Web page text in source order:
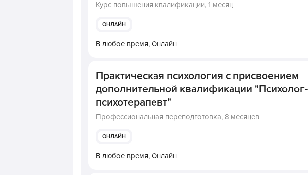
Курс повышения квалификации, 1 месяц
ОНЛАЙН
В любое время, Онлайн
Практическая психология с присвоением
дополнительной квалификации "Психолог-
психотерапевт"
Профессиональная переподготовка, 8 месяцев
ОНЛАЙН
В любое время, Онлайн